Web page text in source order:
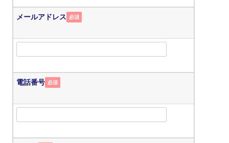
メールアドレス 必須
電話番号 必須